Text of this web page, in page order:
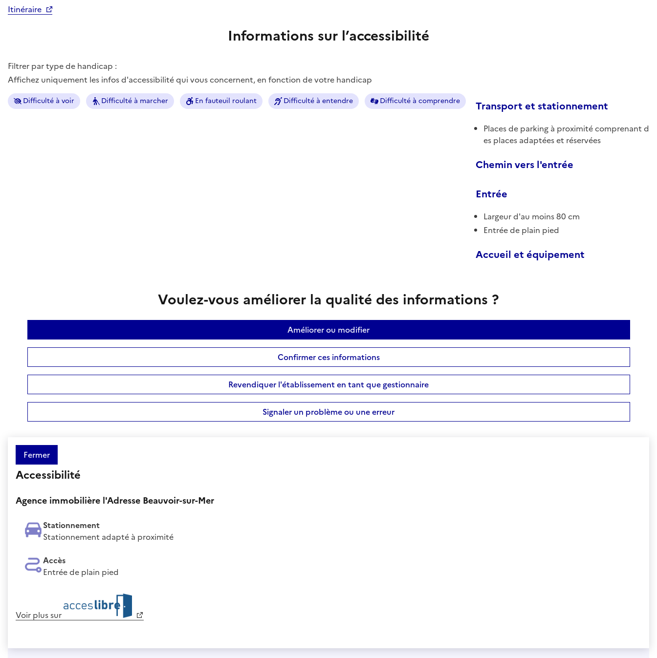
Itinéraire
Informations sur l’accessibilité
Filtrer par type de handicap :
Affichez uniquement les infos d'accessibilité qui vous concernent, en fonction de votre handicap
Difficulté à voir Difficulté à marcher En fauteuil roulant Difficulté à entendre Difficulté à comprendre Transport et stationnement
Places de parking à proximité comprenant d
es places adaptées et réservées
Chemin vers l'entrée
Entrée
Largeur d'au moins 80 cm
Entrée de plain pied
Accueil et équipement
Voulez-vous améliorer la qualité des informations ?
Améliorer ou modifier
Confirmer ces informations
Revendiquer l'établissement en tant que gestionnaire
Signaler un problème ou une erreur
Fermer
Accessibilité
Agence immobilière l'Adresse Beauvoir-sur-Mer
Stationnement
Stationnement adapté à proximité
Accès
Entrée de plain pied
Voir plus sur